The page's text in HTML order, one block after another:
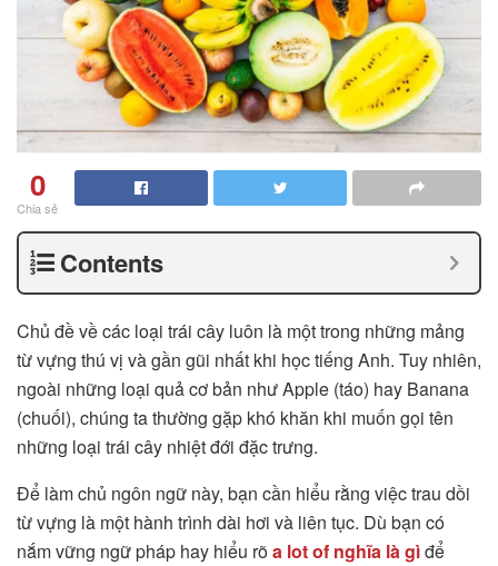
0
Chia sẻ
Contents
Chủ đề về các loại trái cây luôn là một trong những mảng
từ vựng thú vị và gần gũi nhất khi học tiếng Anh. Tuy nhiên,
ngoài những loại quả cơ bản như Apple (táo) hay Banana
(chuối), chúng ta thường gặp khó khăn khi muốn gọi tên
những loại trái cây nhiệt đới đặc trưng.
Để làm chủ ngôn ngữ này, bạn cần hiểu rằng việc trau dồi
từ vựng là một hành trình dài hơi và liên tục. Dù bạn có
nắm vững ngữ pháp hay hiểu rõa lot of nghĩa là gìđể